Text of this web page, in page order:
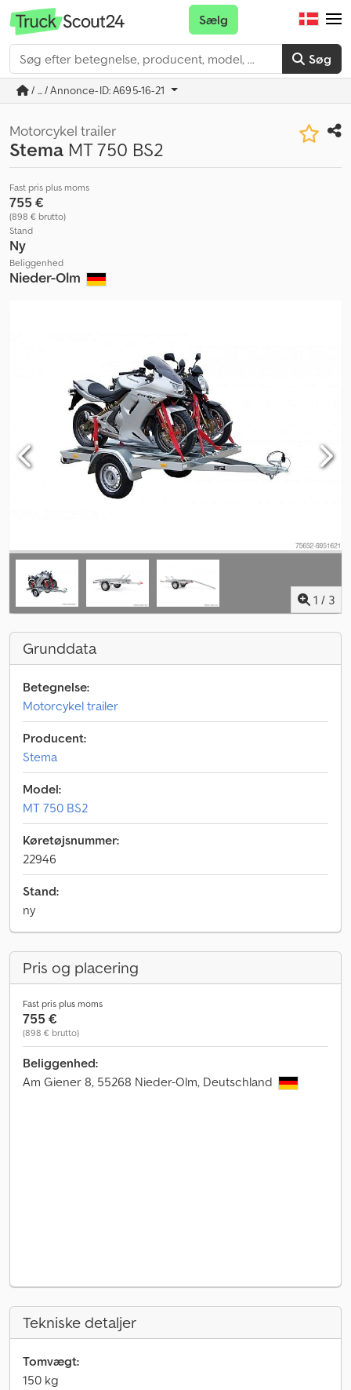
Søg
Sælg
/ ... / Annonce-ID: A695-16-21
Motorcykel trailer
Stema MT 750 BS2
Fast pris plus moms
755 €
(898 € brutto)
Stand
Ny
Beliggenhed
Nieder-Olm
1 / 3
Grunddata
Betegnelse:
Motorcykel trailer
Producent:
Stema
Model:
MT 750 BS2
Køretøjsnummer:
22946
Stand:
ny
Pris og placering
Fast pris plus moms
755 €
(898 € brutto)
Beliggenhed:
Am Giener 8, 55268 Nieder-Olm, Deutschland
Tekniske detaljer
Tomvægt:
150 kg